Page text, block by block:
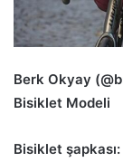
Berk Okyay
Bisiklet Modeli
Bisiklet şapkası: